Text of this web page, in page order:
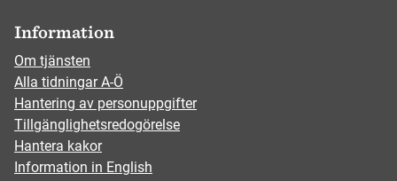
Information
Om tjänsten
Alla tidningar A-Ö
Hantering av personuppgifter
Tillgänglighetsredogörelse
Hantera kakor
Information in English